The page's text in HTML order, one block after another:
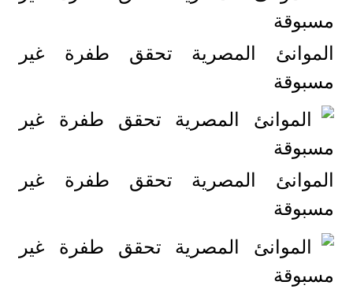
الموانئ المصرية تحقق طفرة غير
مسبوقة
الموانئ المصرية تحقق طفرة غير
مسبوقة